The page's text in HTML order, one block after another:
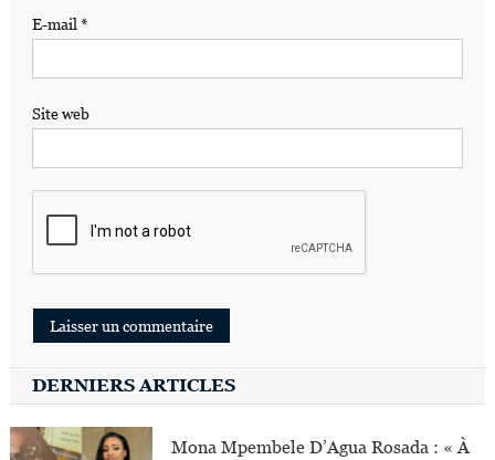
E-mail *
Site web
DERNIERS ARTICLES
Mona Mpembele D’Agua Rosada : « À